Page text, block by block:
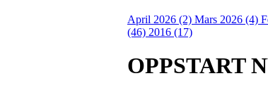
April 2026 (2) Mars 2026 (4)
(46) 2016 (17)
OPPSTART